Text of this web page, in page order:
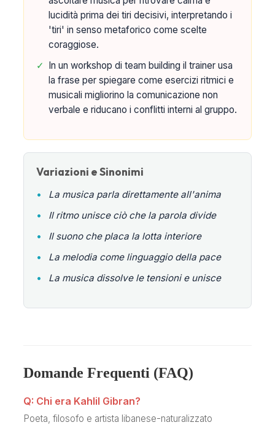
lucidità prima dei tiri decisivi, interpretando i
'tiri' in senso metaforico come scelte
coraggiose.
✓ In un workshop di team building il trainer usa
la frase per spiegare come esercizi ritmici e
musicali migliorino la comunicazione non
verbale e riducano i conflitti interni al gruppo.
Variazioni e Sinonimi
•
La musica parla direttamente all'anima
•
Il ritmo unisce ciò che la parola divide
•
Il suono che placa la lotta interiore
•
La melodia come linguaggio della pace
•
La musica dissolve le tensioni e unisce
Domande Frequenti (FAQ)
Q: Chi era Kahlil Gibran?
Poeta, filosofo e artista libanese-naturalizzato